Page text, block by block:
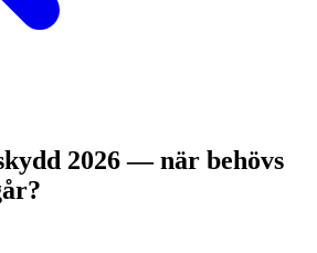
2026 — när behövs